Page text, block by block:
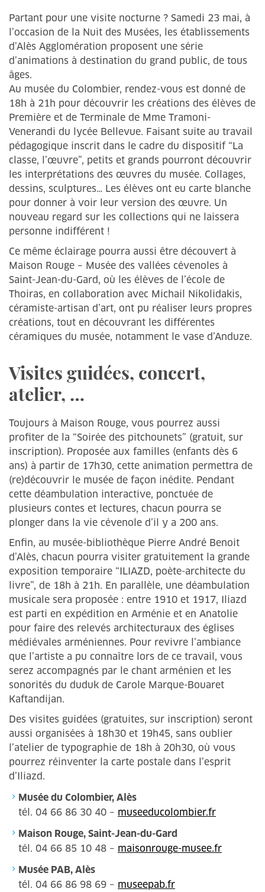
Partant pour une visite nocturne ? Samedi 23 mai, à
l’occasion de la Nuit des Musées, les établissements
d’Alès Agglomération proposent une série
d’animations à destination du grand public, de tous
âges.
Au musée du Colombier, rendez-vous est donné de
18h à 21h pour découvrir les créations des élèves de
Première et de Terminale de Mme Tramoni-
Venerandi du lycée Bellevue. Faisant suite au travail
pédagogique inscrit dans le cadre du dispositif “La
classe, l’œuvre”, petits et grands pourront découvrir
les interprétations des œuvres du musée. Collages,
dessins, sculptures… Les élèves ont eu carte blanche
pour donner à voir leur version des œuvre. Un
nouveau regard sur les collections qui ne laissera
personne indifférent !
Ce même éclairage pourra aussi être découvert à
Maison Rouge – Musée des vallées cévenoles à
Saint-Jean-du-Gard, où les élèves de l’école de
Thoiras, en collaboration avec Michail Nikolidakis,
céramiste-artisan d’art, ont pu réaliser leurs propres
créations, tout en découvrant les différentes
céramiques du musée, notamment le vase d’Anduze.
Visites guidées, concert,
atelier, …
Toujours à Maison Rouge, vous pourrez aussi
profiter de la “Soirée des pitchounets” (gratuit, sur
inscription). Proposée aux familles (enfants dès 6
ans) à partir de 17h30, cette animation permettra de
(re)découvrir le musée de façon inédite. Pendant
cette déambulation interactive, ponctuée de
plusieurs contes et lectures, chacun pourra se
plonger dans la vie cévenole d’il y a 200 ans.
Enfin, au musée-bibliothèque Pierre André Benoit
d’Alès, chacun pourra visiter gratuitement la grande
exposition temporaire “ILIAZD, poète-architecte du
livre”, de 18h à 21h. En parallèle, une déambulation
musicale sera proposée : entre 1910 et 1917, Iliazd
est parti en expédition en Arménie et en Anatolie
pour faire des relevés architecturaux des églises
médiévales arméniennes. Pour revivre l’ambiance
que l’artiste a pu connaître lors de ce travail, vous
serez accompagnés par le chant arménien et les
sonorités du duduk de Carole Marque-Bouaret
Kaftandijan.
Des visites guidées (gratuites, sur inscription) seront
aussi organisées à 18h30 et 19h45, sans oublier
l’atelier de typographie de 18h à 20h30, où vous
pourrez réinventer la carte postale dans l’esprit
d’Iliazd.
Musée du Colombier, Alès
tél. 04 66 86 30 40 – museeducolombier.fr
Maison Rouge, Saint-Jean-du-Gard
tél. 04 66 85 10 48 – maisonrouge-musee.fr
Musée PAB, Alès
tél. 04 66 86 98 69 – museepab.fr